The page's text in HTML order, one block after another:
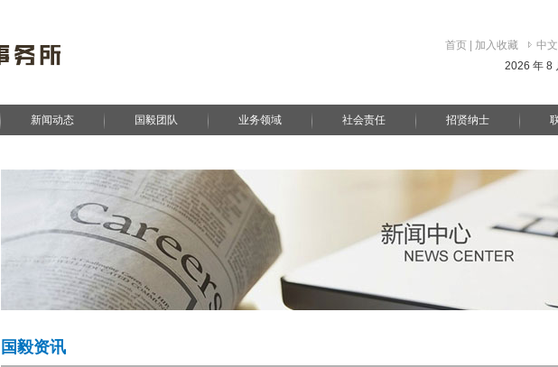
首页 加入收藏 中文
2026 年 8
新闻动态 国毅团队 业务领域 社会责任 招贤纳士
国毅资讯